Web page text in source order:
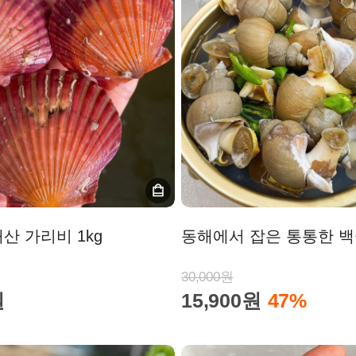
가리비 1kg 동해에서 잡은 통통한
30,000원
15,900원 47%